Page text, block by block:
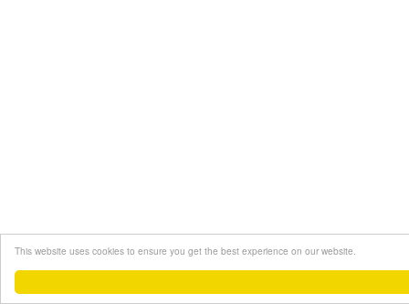
This website uses cookies to ensure you get the best experience on our website.